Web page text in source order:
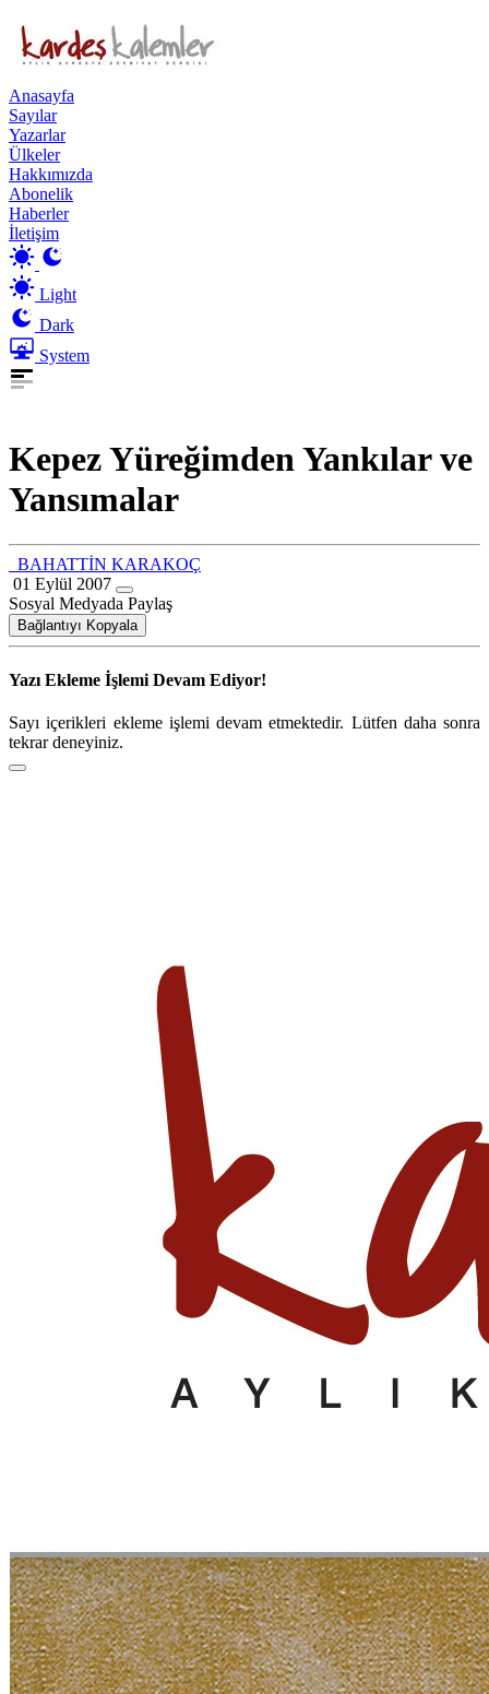
Anasayfa
Sayılar
Yazarlar
Ülkeler
Hakkımızda
Abonelik
Haberler
İletişim
Light
Dark
System
Kepez Yüreğimden Yankılar ve
Yansımalar
BAHATTİN KARAKOÇ
01 Eylül 2007
Sosyal Medyada Paylaş
Bağlantıyı Kopyala
Yazı Ekleme İşlemi Devam Ediyor!
Sayı içerikleri ekleme işlemi devam etmektedir. Lütfen daha sonra
tekrar deneyiniz.